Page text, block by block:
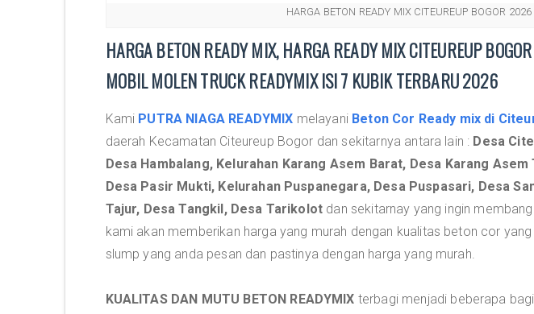
HARGA BETON READY MIX CITEUREUP BOGOR 2026
HARGA BETON READY MIX, HARGA READY MIX CITEUREUP
MOBIL MOLEN TRUCK READYMIX ISI 7 KUBIK TERBARU 2026
Kami PUTRA NIAGA READYMIX melayani Beton Cor Ready mix di
daerah Kecamatan Citeureup Bogor dan sekitarnya antara lain : Desa
Desa Hambalang, Kelurahan Karang Asem Barat, Desa Karang
Desa Pasir Mukti, Kelurahan Puspanegara, Desa Puspasari, Desa
Tajur, Desa Tangkil, Desa Tarikolot dan sekitarnay yang ingin
kami akan memberikan harga yang murah dengan kualitas beton cor
slump yang anda pesan dan pastinya dengan harga yang murah.
KUALITAS DAN MUTU BETON READYMIX terbagi menjadi beberapa